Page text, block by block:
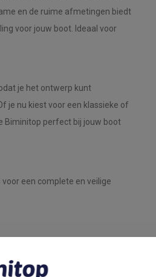
en de ruime afmetingen biedt
voor jouw boot. Ideaal voor
je het ontwerp kunt
je nu kiest voor een klassieke of
Biminitop perfect bij jouw boot
een complete en veilige
deze niet in gebruik is.